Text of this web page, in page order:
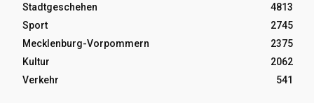
Stadtgeschehen
4813
Sport
2745
Mecklenburg-Vorpommern
2375
Kultur
2062
Verkehr
541